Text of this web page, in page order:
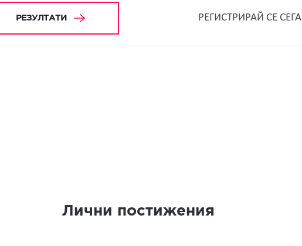
РЕЗУЛТАТИ РЕГИСТРИРАЙ СЕ СЕГА
Лични постижения